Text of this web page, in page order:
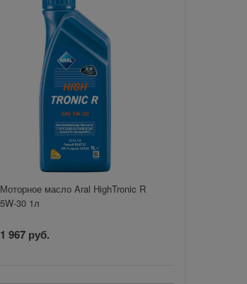
Моторное масло Aral HighTronic R
5W-30 1л
1 967 руб.